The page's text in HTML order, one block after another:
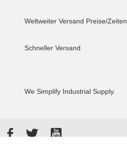
Weltweiter Versand Preise/Zeiten
Schneller Versand
We Simplify Industrial Supply.
FacebookTwitterYouTube